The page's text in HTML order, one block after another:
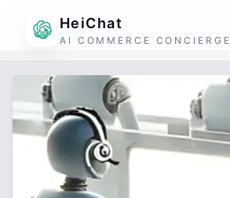
HeiChat
AI COMMERCE CONCIERGE